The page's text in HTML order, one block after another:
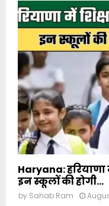
Haryana:
इन स्कूलों की होगी...
by Sahab Ram